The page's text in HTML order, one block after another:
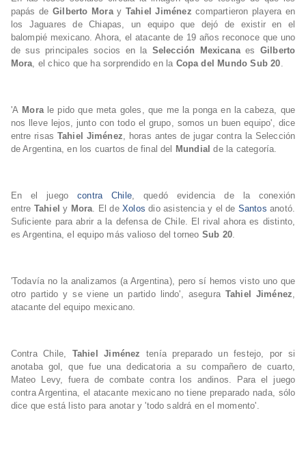
papás de Gilberto Mora y Tahiel Jiménez compartieron playera en
los Jaguares de Chiapas, un equipo que dejó de existir en el
balompié mexicano. Ahora, el atacante de 19 años reconoce que uno
de sus principales socios en la Selección Mexicana es Gilberto
Mora, el chico que ha sorprendido en la Copa del Mundo Sub 20.
'A Mora le pido que meta goles, que me la ponga en la cabeza, que
nos lleve lejos, junto con todo el grupo, somos un buen equipo', dice
entre risas Tahiel Jiménez, horas antes de jugar contra la Selección
de Argentina, en los cuartos de final del
Mundial de la categoría.
En el juego contra Chile, quedó evidencia de la conexión
entre Tahiel y Mora. El de Xolos dio asistencia y el de Santos anotó.
Suficiente para abrir a la defensa de Chile. El rival ahora es distinto,
es Argentina, el equipo más valioso del torneo Sub 20.
'Todavía no la analizamos (a Argentina), pero sí hemos visto uno que
otro partido y se viene un partido lindo', asegura Tahiel Jiménez,
atacante del equipo mexicano.
Contra Chile, Tahiel Jiménez
tenía preparado un festejo, por si
anotaba gol, que fue una dedicatoria a su compañero de cuarto,
Mateo Levy, fuera de combate contra los andinos. Para el juego
contra Argentina, el atacante mexicano no tiene preparado nada, sólo
dice que está listo para anotar y 'todo saldrá en el momento'.